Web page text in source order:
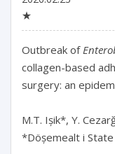
★
Outbreak of
collagen-based
surgery: an
M.T. Ișik*, Y.
*Döșemealt i